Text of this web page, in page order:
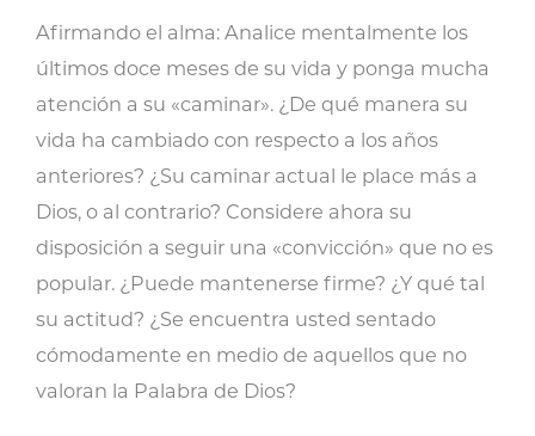
Afirmando el alma: Analice mentalmente los
últimos doce meses de su vida y ponga mucha
atención a su «caminar». ¿De qué manera su
vida ha cambiado con respecto a los años
anteriores? ¿Su caminar actual le place más a
Dios, o al contrario? Considere ahora su
disposición a seguir una «convicción» que no es
popular. ¿Puede mantenerse firme? ¿Y qué tal
su actitud? ¿Se encuentra usted sentado
cómodamente en medio de aquellos que no
valoran la Palabra de Dios?